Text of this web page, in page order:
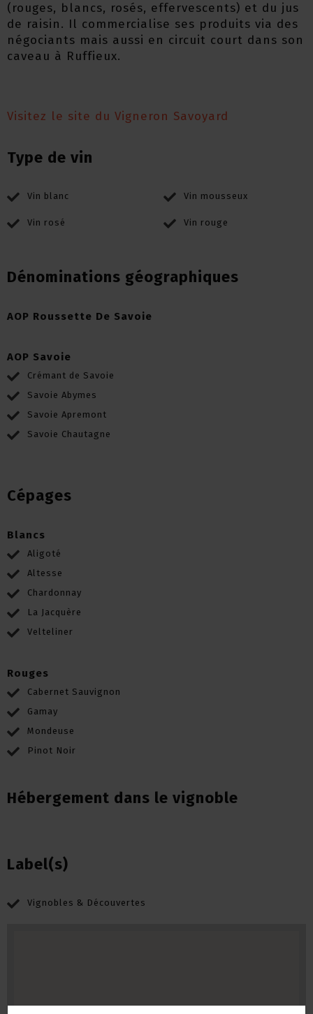
(rouges, blancs, rosés, effervescents) et du jus
de raisin. Il commercialise ses produits via des
négociants mais aussi en circuit court dans son
caveau à Ruffieux.
Visitez le site du Vigneron Savoyard
Type de vin
Vin blanc Vin mousseux
Vin rosé Vin rouge
Dénominations géographiques
AOP Roussette De Savoie
AOP Savoie
Crémant de Savoie
Savoie Abymes
Savoie Apremont
Savoie Chautagne
Cépages
Blancs
Aligoté
Altesse
Chardonnay
La Jacquère
Velteliner
Rouges
Cabernet Sauvignon
Gamay
Mondeuse
Pinot Noir
Hébergement dans le vignoble
Label(s)
Vignobles & Découvertes